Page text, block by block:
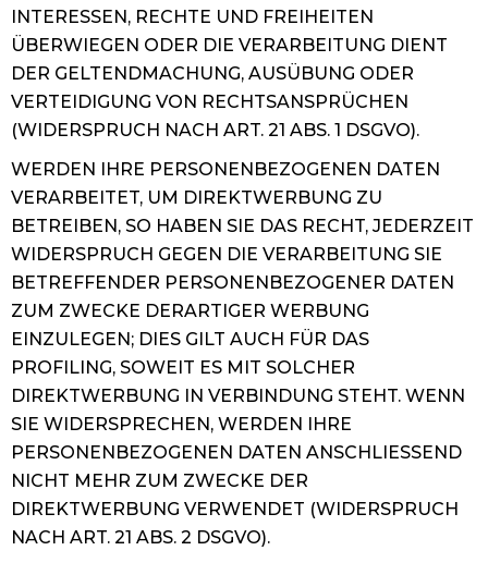
INTERESSEN, RECHTE UND FREIHEITEN
ÜBERWIEGEN ODER DIE VERARBEITUNG DIENT
DER GELTENDMACHUNG, AUSÜBUNG ODER
VERTEIDIGUNG VON RECHTSANSPRÜCHEN
(WIDERSPRUCH NACH ART. 21 ABS. 1 DSGVO).
WERDEN IHRE PERSONENBEZOGENEN DATEN
VERARBEITET, UM DIREKTWERBUNG ZU
BETREIBEN, SO HABEN SIE DAS RECHT, JEDERZEIT
WIDERSPRUCH GEGEN DIE VERARBEITUNG SIE
BETREFFENDER PERSONENBEZOGENER DATEN
ZUM ZWECKE DERARTIGER WERBUNG
EINZULEGEN; DIES GILT AUCH FÜR DAS
PROFILING, SOWEIT ES MIT SOLCHER
DIREKTWERBUNG IN VERBINDUNG STEHT. WENN
SIE WIDERSPRECHEN, WERDEN IHRE
PERSONENBEZOGENEN DATEN ANSCHLIESSEND
NICHT MEHR ZUM ZWECKE DER
DIREKTWERBUNG VERWENDET (WIDERSPRUCH
NACH ART. 21 ABS. 2 DSGVO).